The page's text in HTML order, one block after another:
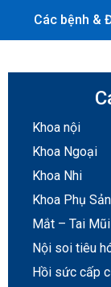
Các bệnh &
Khoa nội
Khoa Ngoại
Khoa Nhi
Khoa Phụ Sản
Mắt – Tai
Nội soi tiêu
Hồi sức cấp